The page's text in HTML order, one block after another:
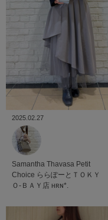
2025.02.27
Samantha Thavasa Petit
Choice ららぽーとＴＯＫＹ
Ｏ-ＢＡＹ店 ʜʀɴ*.